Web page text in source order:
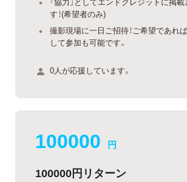
す！(希望者のみ)
撮影現場に一日ご招待！ご希望であれ
して参加も可能です。
0人が応援しています。
100000 円
100000円リターン